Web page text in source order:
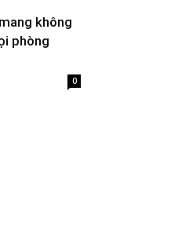
không
phòng
0